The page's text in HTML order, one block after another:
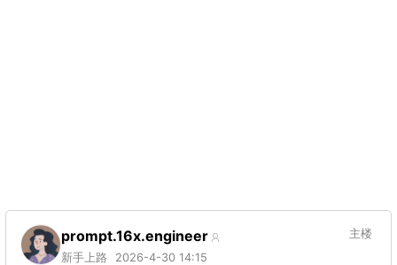
prompt.16x.engineer
新手上路 2026-4-30 14:15
主楼